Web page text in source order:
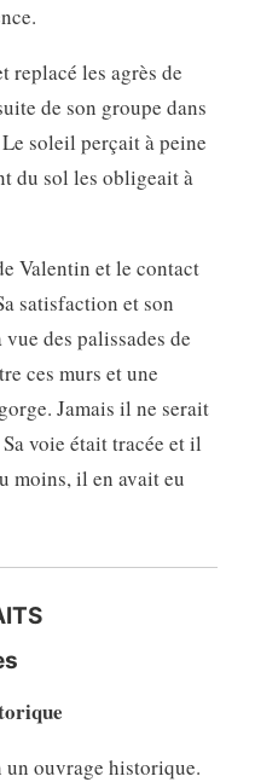
replacé les agrès de
de son groupe dans
soleil perçait à peine
du sol les obligeait à
Valentin et le contact
satisfaction et son
des palissades de
ces murs et une
Jamais il ne serait
voie était tracée et il
moins, il en avait eu
ouvrage historique.